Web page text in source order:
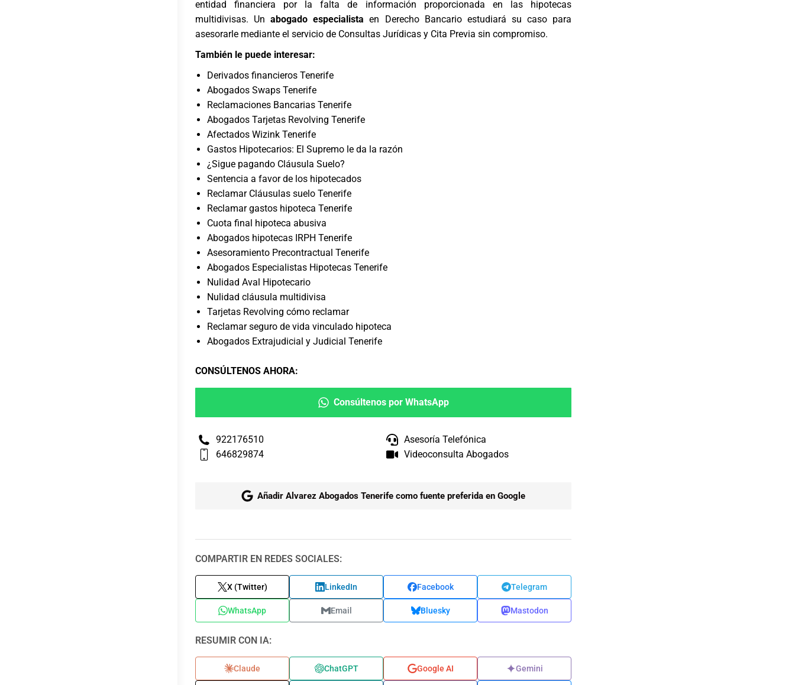
entidad financiera por la falta de información proporcionada en las hipotecas
multidivisas. Unabogado especialista en Derecho Bancarioestudiará su caso para
asesorarle mediante el servicio de Consultas Jurídicas y Cita Previa sin compromiso.
También le puede interesar:
Derivados financieros Tenerife
Abogados Swaps Tenerife
Reclamaciones Bancarias Tenerife
Abogados Tarjetas Revolving Tenerife
Afectados Wizink Tenerife
Gastos Hipotecarios: El Supremo le da la razón
¿Sigue pagando Cláusula Suelo?
Sentencia a favor de los hipotecados
Reclamar Cláusulas suelo Tenerife
Reclamar gastos hipoteca Tenerife
Cuota final hipoteca abusiva
Abogados hipotecas IRPH Tenerife
Asesoramiento Precontractual Tenerife
Abogados Especialistas Hipotecas Tenerife
Nulidad Aval Hipotecario
Nulidad cláusula multidivisa
Tarjetas Revolving cómo reclamar
Reclamar seguro de vida vinculado hipoteca
Abogados Extrajudicial y Judicial Tenerife
CONSÚLTENOS AHORA:
Consúltenos por WhatsApp
922176510
646829874
Asesoría Telefónica
Videoconsulta Abogados
Añadir Alvarez Abogados Tenerife como fuente preferida en Google
COMPARTIR EN REDES SOCIALES:
X (Twitter) LinkedIn Facebook Telegram
WhatsApp Email Bluesky Mastodon
RESUMIR CON IA:
Claude ChatGPT Google AI Gemini